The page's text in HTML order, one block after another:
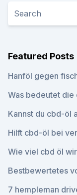
Featured Posts
Hanföl gegen
Was bedeutet die
Kannst du cbd-öl
Hilft cbd-öl bei
Wie viel cbd öl
Bestbewertetes
7 hempleman